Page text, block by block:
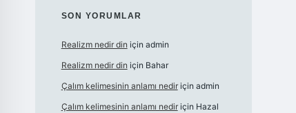
SON YORUMLAR
Realizm nedir din için admin
Realizm nedir din için Bahar
Çalım kelimesinin anlamı nediriçin admin
Çalım kelimesinin anlamı nediriçin Hazal